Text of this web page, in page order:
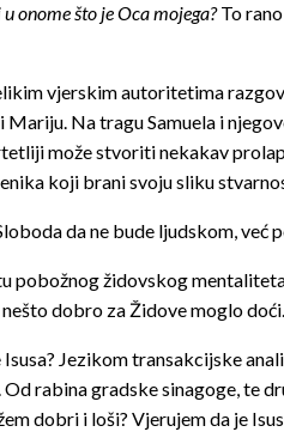
onome što je Oca mojega?To
vjerskim autoritetima
Na tragu Samuela i
može stvoriti nekakav
koji brani svoju sliku
da ne bude ljudskom, već
pobožnog židovskog
dobro za Židove moglo doći.
Jezikom transakcijske
rabina gradske sinagoge, te
dobri i loši? Vjerujem da je